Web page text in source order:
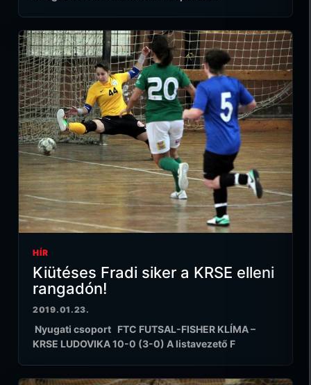
HÍR
Kiütéses Fradi siker a KRSE elleni
rangadón!
2019.01.23.
Nyugati csoport FTC FUTSAL-FISHER KLÍMA –
KRSE LUDOVIKA 10-0 (3-0) A listavezető F